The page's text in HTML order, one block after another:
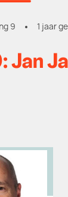
9 1 jaar
Jan